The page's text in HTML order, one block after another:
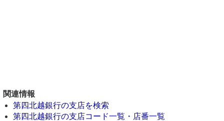
関連情報
第四北越銀行の支店を検索
第四北越銀行の支店コード一覧・店番一覧